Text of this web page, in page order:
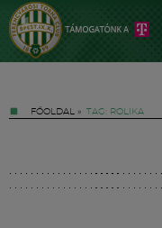
FŐOLDAL » TAG: ROLIKA